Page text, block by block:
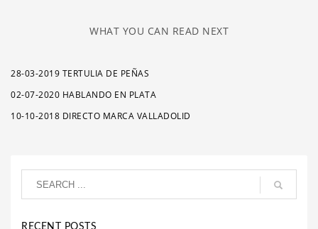
WHAT YOU CAN READ NEXT
28-03-2019 TERTULIA DE PEÑAS
02-07-2020 HABLANDO EN PLATA
10-10-2018 DIRECTO MARCA VALLADOLID
RECENT POSTS